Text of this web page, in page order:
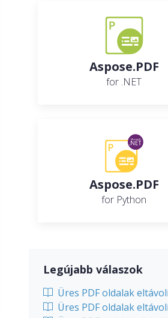
Aspose.PDF
for .NET
Aspose.PDF
for Python
Legújabb válaszok
Üres PDF oldalak
Üres PDF oldalak